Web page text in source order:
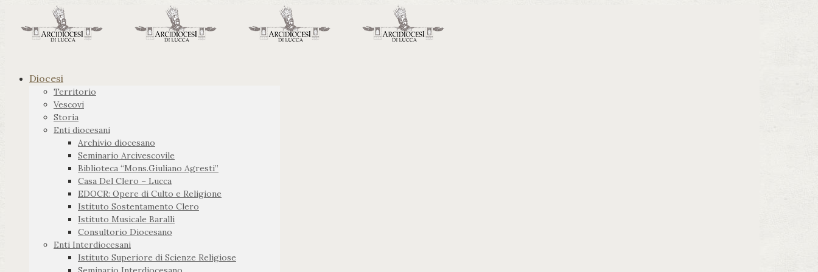
Diocesi
Territorio
Vescovi
Storia
Enti diocesani
Archivio diocesano
Seminario Arcivescovile
Biblioteca “Mons.Giuliano Agresti”
Casa Del Clero – Lucca
EDOCR: Opere di Culto e Religione
Istituto Sostentamento Clero
Istituto Musicale Baralli
Consultorio Diocesano
Enti Interdiocesani
Istituto Superiore di Scienze Religiose